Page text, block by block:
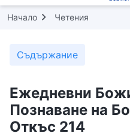
Начало Четения
Съдържание
Ежедневни
Познаване на
Откъс 214